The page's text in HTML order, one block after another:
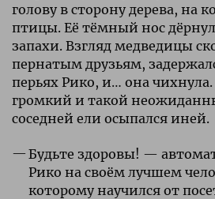
голову в сторону дерева, на
птицы. Её тёмный нос
запахи. Взгляд медведицы
пернатым друзьям,
перьях Рико, и… она
громкий и такой
соседней ели осыпался иней.
Будьте здоровы! —
Рико на своём лучшем
которому научился от